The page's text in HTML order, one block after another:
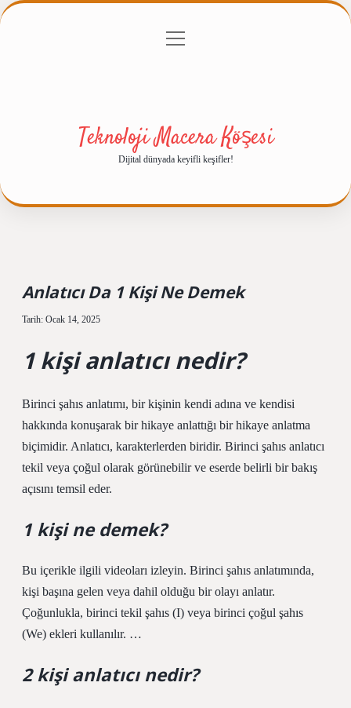
Gizlilik Politikası
menüyü
Teknoloji Macera Köşesi
Dijital dünyada keyifli keşifler!
Anlatıcı Da 1 Kişi Ne Demek
Tarih: Ocak 14, 2025
1 kişi anlatıcı nedir?
Birinci şahıs anlatımı, bir kişinin kendi adına ve kendisi
hakkında konuşarak bir hikaye anlattığı bir hikaye anlatma
biçimidir. Anlatıcı, karakterlerden biridir. Birinci şahıs anlatıcı
tekil veya çoğul olarak görünebilir ve eserde belirli bir bakış
açısını temsil eder.
1 kişi ne demek?
Bu içerikle ilgili videoları izleyin. Birinci şahıs anlatımında,
kişi başına gelen veya dahil olduğu bir olayı anlatır.
Çoğunlukla, birinci tekil şahıs (I) veya birinci çoğul şahıs
(We) ekleri kullanılır. …
2 kişi anlatıcı nedir?